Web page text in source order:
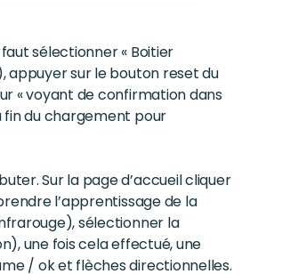
sélectionner « Boitier
appuyer sur le bouton reset du
« voyant de confirmation dans
fin du chargement pour
Sur la page d’accueil cliquer
l’apprentissage de la
sélectionner la
une fois cela effectué, une
/ ok et flèches directionnelles.